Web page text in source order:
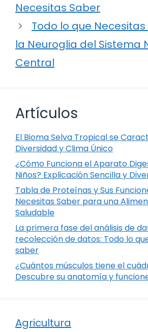
Necesitas Saber
Todo lo que
la Neuroglia del Sistema
Central
Artículos
El Bioma Selva Tropical se
Diversidad y Clima Único
¿Cómo Funciona el Aparato
Niños? Explicación Sencilla y
Tabla de Proteínas y Sus
Necesitas Saber para una
Saludable
La primera fase del análisis de
recolección de datos: Todo lo
saber
¿Cuántos músculos tiene el
Descubre su anatomía y
Agricultura